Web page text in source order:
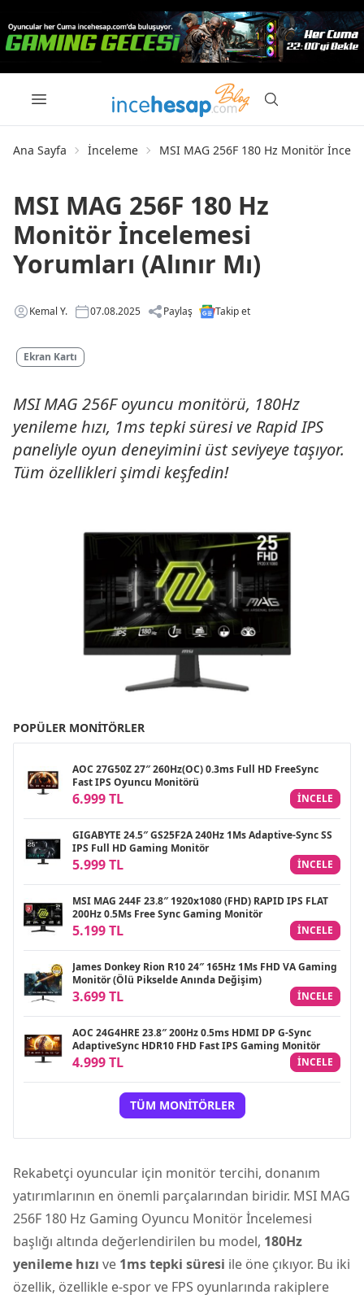
Ana Sayfa İnceleme MSI MAG 256F 180 Hz Monitör
MSI MAG 256F 180 Hz
Monitör İncelemesi
Yorumları (Alınır Mı)
Kemal Y. 07.08.2025 Paylaş Takip et
Ekran Kartı
MSI MAG 256F oyuncu monitörü, 180Hz
yenileme hızı, 1ms tepki süresi ve Rapid IPS
paneliyle oyun deneyimini üst seviyeye taşıyor.
Tüm özellikleri şimdi keşfedin!
POPÜLER MONITÖRLER
AOC 27G50Z 27″ 260Hz(OC) 0.3ms Full HD FreeSync
Fast IPS Oyuncu Monitörü
6.999 TL INCELE
GIGABYTE 24.5″ GS25F2A 240Hz 1Ms Adaptive-Sync SS
IPS Full HD Gaming Monitör
5.999 TL INCELE
MSI MAG 244F 23.8″ 1920x1080 (FHD) RAPID IPS FLAT
200Hz 0.5Ms Free Sync Gaming Monitör
5.199 TL INCELE
James Donkey Rion R10 24″ 165Hz 1Ms FHD VA Gaming
Monitör (Ölü Pikselde Anında Değişim)
3.699 TL INCELE
AOC 24G4HRE 23.8″ 200Hz 0.5ms HDMI DP G-Sync
AdaptiveSync HDR10 FHD Fast IPS Gaming Monitör
4.999 TL INCELE
TÜM MONITÖRLER
Rekabetçi oyuncular için monitörtercihi, donanım
yatırımlarının en önemli parçalarından biridir. MSI MAG
256F 180 Hz Gaming Oyuncu Monitör İncelemesi
başlığı altında değerlendirilen bu model, 180Hz
yenileme hızı ve 1ms tepki süresi ile öne çıkıyor. Bu iki
özellik, özellikle e-spor ve FPS oyunlarında rakiplere